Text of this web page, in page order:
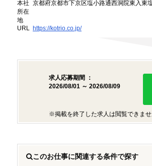
本社
所在
地
京都府京都市下京区塩小路通西洞院東入東
URL https://kotrio.co.jp/
求人応募期間 ：
2026/08/01 ～ 2026/08/09
※掲載を終了した求人は閲覧できま
このお仕事に関連する条件で探す